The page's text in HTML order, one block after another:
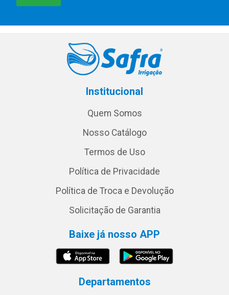
Institucional
Quem Somos
Nosso Catálogo
Termos de Uso
Política de Privacidade
Política de Troca e Devolução
Solicitação de Garantia
Baixe já nosso APP
Departamentos